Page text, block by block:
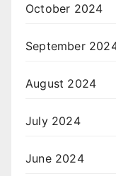
October 2024
September
August 2024
July 2024
June 2024